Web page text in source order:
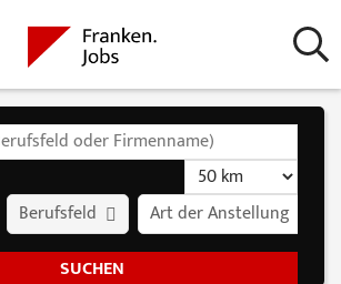
Art der Anstellung
Berufsfeld